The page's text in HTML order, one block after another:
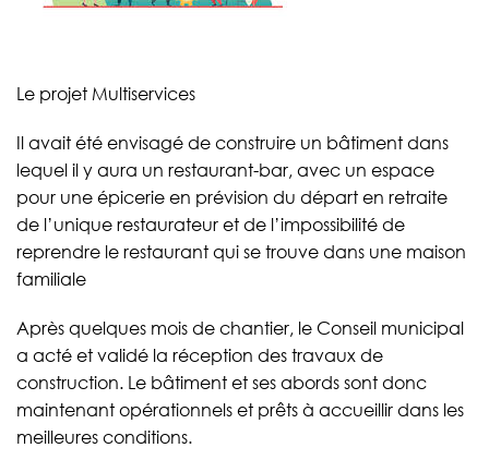
Le projet Multiservices
Il avait été envisagé de construire un bâtiment dans
lequel il y aura un restaurant-bar, avec un espace
pour une épicerie en prévision du départ en retraite
de l’unique restaurateur et de l’impossibilité de
reprendre le restaurant qui se trouve dans une maison
familiale
Après quelques mois de chantier, le Conseil municipal
a acté et validé la réception des travaux de
construction. Le bâtiment et ses abords sont donc
maintenant opérationnels et prêts à accueillir dans les
meilleures conditions.